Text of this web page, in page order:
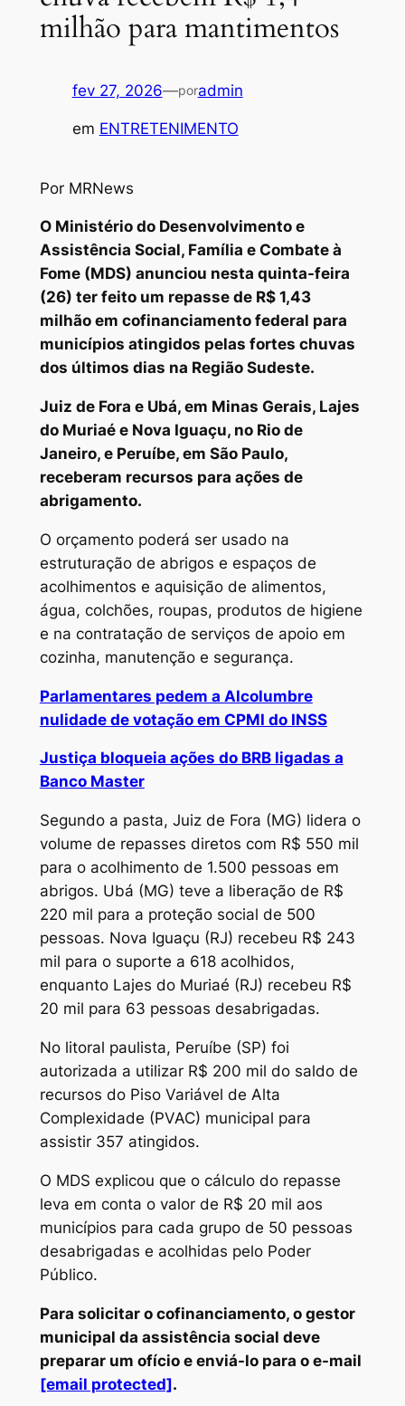
milhão para mantimentos
fev 27, 2026—poradmin
em ENTRETENIMENTO
Por MRNews
O Ministério do Desenvolvimento e
Assistência Social, Família e Combate à
Fome (MDS) anunciou nesta quinta-feira
(26) ter feito um repasse de R$ 1,43
milhão em cofinanciamento federal para
municípios atingidos pelas fortes chuvas
dos últimos dias na Região Sudeste.
Juiz de Fora e Ubá, em Minas Gerais, Lajes
do Muriaé e Nova Iguaçu, no Rio de
Janeiro, e Peruíbe, em São Paulo,
receberam recursos para ações de
abrigamento.
O orçamento poderá ser usado na
estruturação de abrigos e espaços de
acolhimentos e aquisição de alimentos,
água, colchões, roupas, produtos de higiene
e na contratação de serviços de apoio em
cozinha, manutenção e segurança.
Parlamentares pedem a Alcolumbre
nulidade de votação em CPMI do INSS
Justiça bloqueia ações do BRB ligadas a
Banco Master
Segundo a pasta, Juiz de Fora (MG) lidera o
volume de repasses diretos com R$ 550 mil
para o acolhimento de 1.500 pessoas em
abrigos. Ubá (MG) teve a liberação de R$
220 mil para a proteção social de 500
pessoas. Nova Iguaçu (RJ) recebeu R$ 243
mil para o suporte a 618 acolhidos,
enquanto Lajes do Muriaé (RJ) recebeu R$
20 mil para 63 pessoas desabrigadas.
No litoral paulista, Peruíbe (SP) foi
autorizada a utilizar R$ 200 mil do saldo de
recursos do Piso Variável de Alta
Complexidade (PVAC) municipal para
assistir 357 atingidos.
O MDS explicou que o cálculo do repasse
leva em conta o valor de R$ 20 mil aos
municípios para cada grupo de 50 pessoas
desabrigadas e acolhidas pelo Poder
Público.
Para solicitar o cofinanciamento, o gestor
municipal da assistência social deve
preparar um ofício e enviá-lo para o e-mail
[email protected].